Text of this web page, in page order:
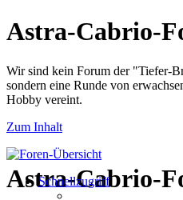
Astra-Cabrio-
Wir sind kein Forum der "Tiefer-
sondern eine Runde von
Hobby vereint.
Zum Inhalt
Astra-Cabrio-
Schnellzugriff